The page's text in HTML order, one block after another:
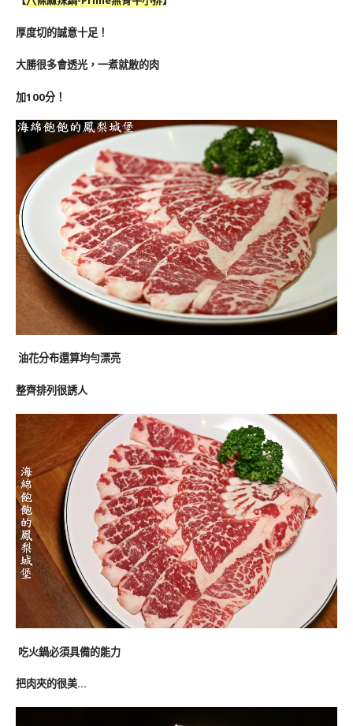
厚度切的誠意十足！
大勝很多會透光，一煮就散的肉
加100分！
油花分布還算均勻漂亮
整齊排列很誘人
吃火鍋必須具備的能力
把肉夾的很美…